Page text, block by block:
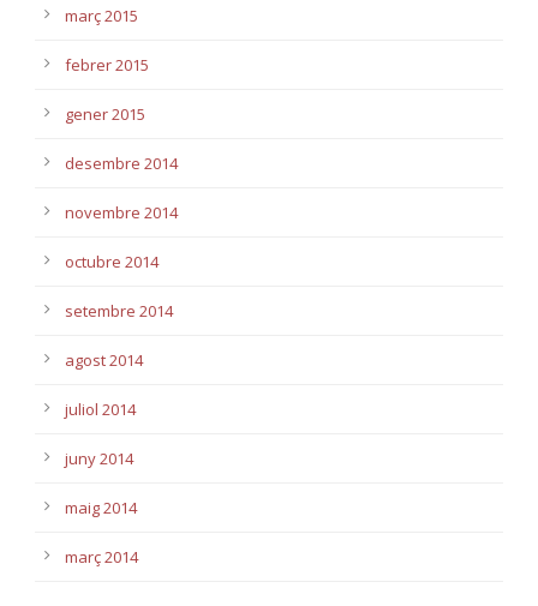
març 2015
febrer 2015
gener 2015
desembre 2014
novembre 2014
octubre 2014
setembre 2014
agost 2014
juliol 2014
juny 2014
maig 2014
març 2014